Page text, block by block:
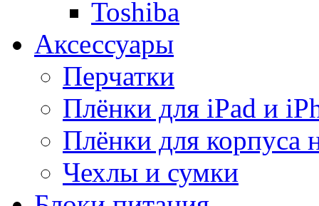
Toshiba
Аксессуары
Перчатки
Плёнки для iPad и
Плёнки для корпуса
Чехлы и сумки